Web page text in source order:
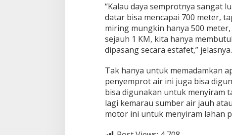
“Kalau daya semprotnya sangat
datar bisa mencapai 700 meter,
miring mungkin hanya 500
sejauh 1 KM, kita hanya
dipasang secara estafet,” jelasnya.
Tak hanya untuk memadamkan
penyemprot air ini juga bisa
bisa digunakan untuk menyiram
lagi kemarau sumber air jauh
motor ini untuk menyiram lahan